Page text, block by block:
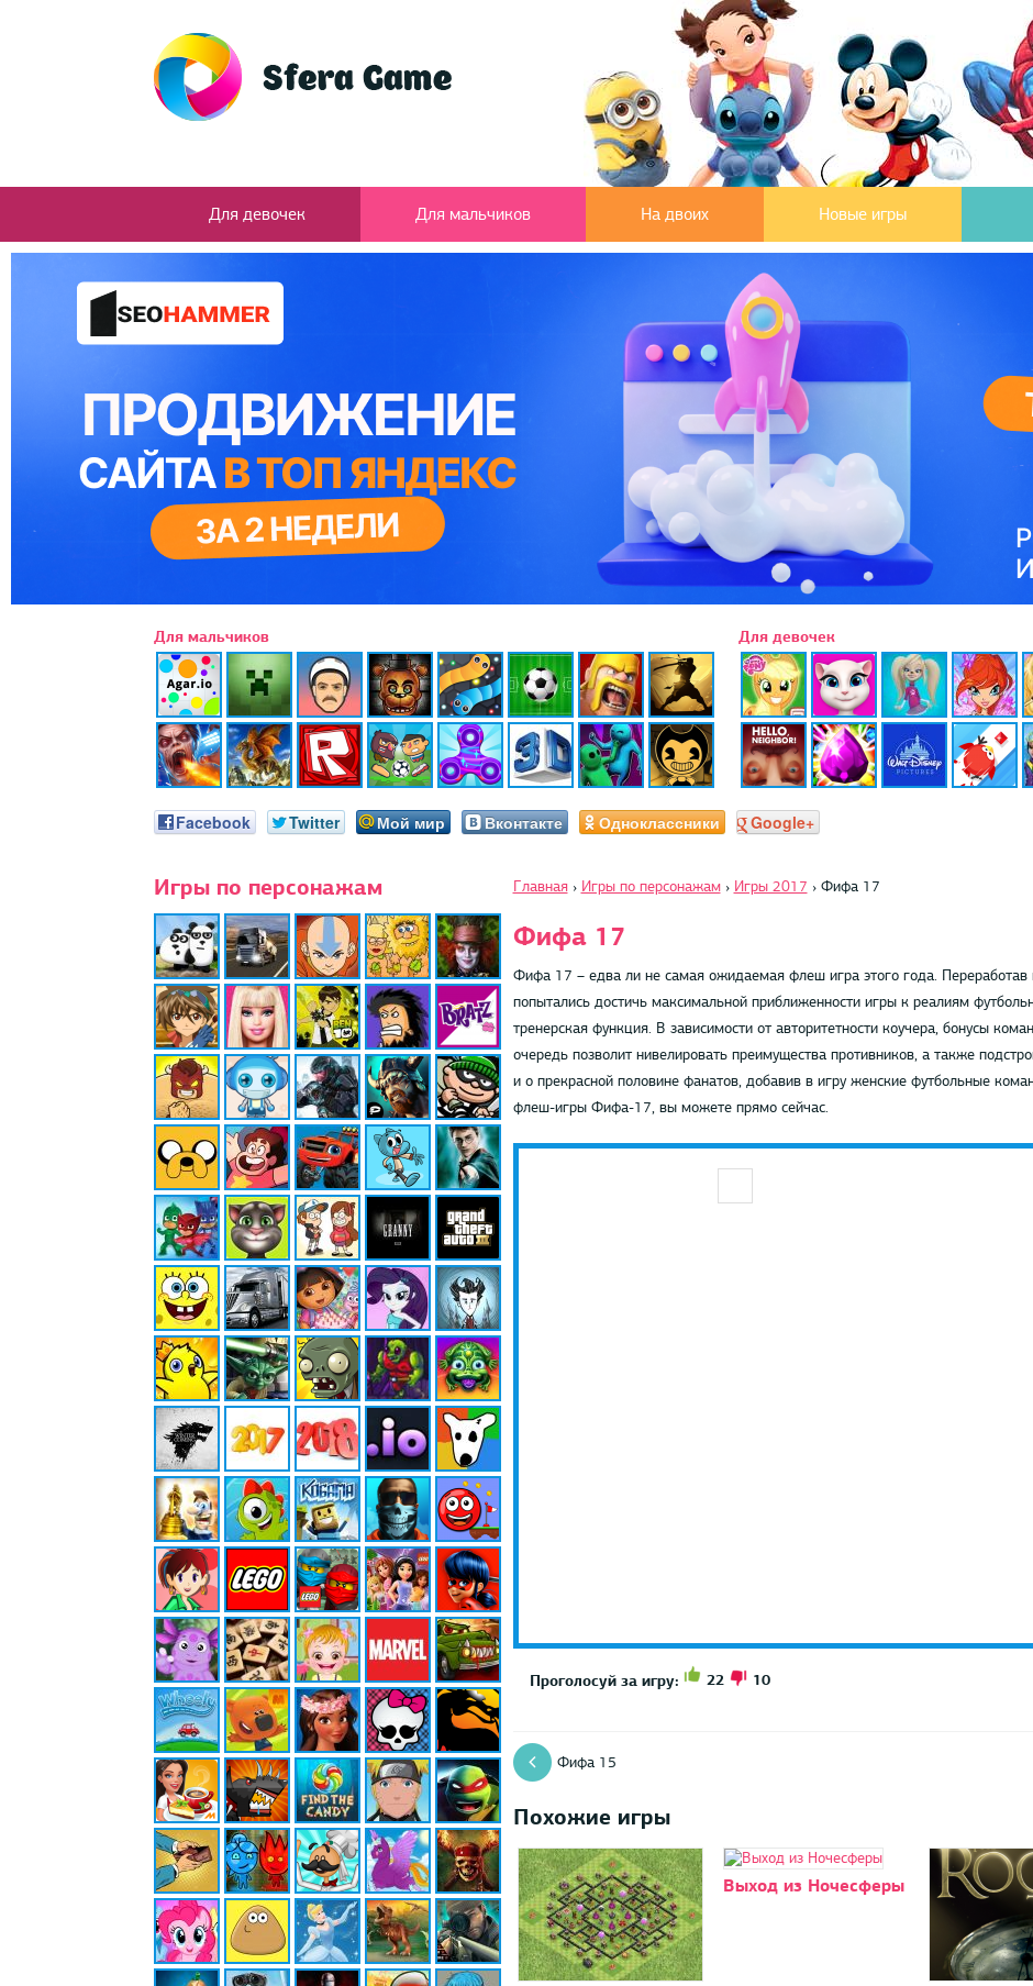
Для девочек Для мальчиков На двоих Новые игры
Для мальчиков Для девочек
Facebook Twitter Мой мир Вконтакте Одноклассники Google+
Игры по персонажам Главная › Игры по персонажам › Игры 2017 › Фифа 17
Фифа 17
Фифа 17 – едва ли не самая ожидаемая флеш игра этого года. Переработав
попытались достичь максимальной приближенности игры к реалиям
тренерская функция. В зависимости от авторитетности коучера, бонусы
очередь позволит нивелировать преимущества противников, а также
и о прекрасной половине фанатов, добавив в игру женские футбольные
флеш-игры Фифа-17, вы можете прямо сейчас.
Проголосуй за игру: 22 10
Фифа 15
Похожие игры
Выход из Ночесферы